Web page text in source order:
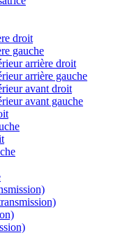
droit
gauche
arrière droit
arrière gauche
avant droit
avant gauche